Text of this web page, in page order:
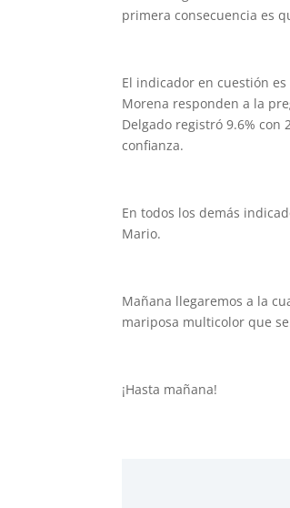
primera consecuencia es
El indicador en cuestión
Morena responden a la
Delgado registró 9.6% con
confianza.
En todos los demás
Mario.
Mañana llegaremos a la
mariposa multicolor que
¡Hasta mañana!